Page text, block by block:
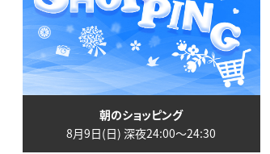
朝のショッピング
8月9日(日) 深夜24:00〜24:30